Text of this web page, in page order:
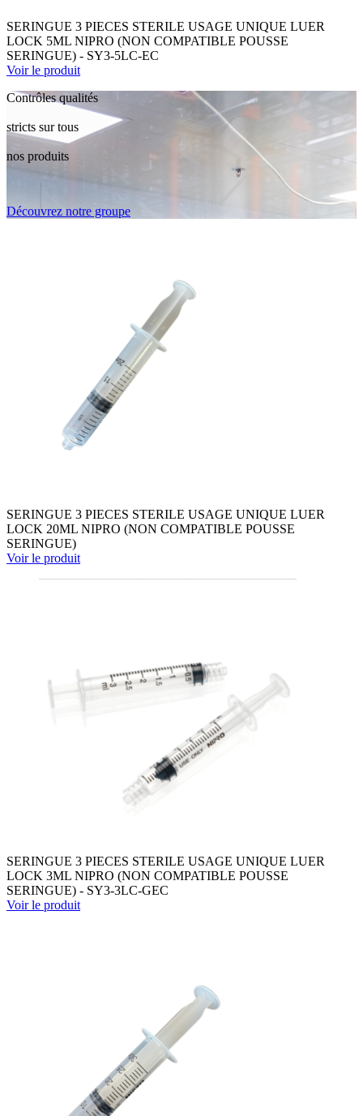
SERINGUE 3 PIECES STERILE USAGE UNIQUE LUER
LOCK 5ML NIPRO (NON COMPATIBLE POUSSE
SERINGUE) - SY3-5LC-EC
Voir le produit
Contrôles qualités
stricts sur tous
nos produits
Découvrez notre groupe
SERINGUE 3 PIECES STERILE USAGE UNIQUE LUER
LOCK 20ML NIPRO (NON COMPATIBLE POUSSE
SERINGUE)
Voir le produit
SERINGUE 3 PIECES STERILE USAGE UNIQUE LUER
LOCK 3ML NIPRO (NON COMPATIBLE POUSSE
SERINGUE) - SY3-3LC-GEC
Voir le produit